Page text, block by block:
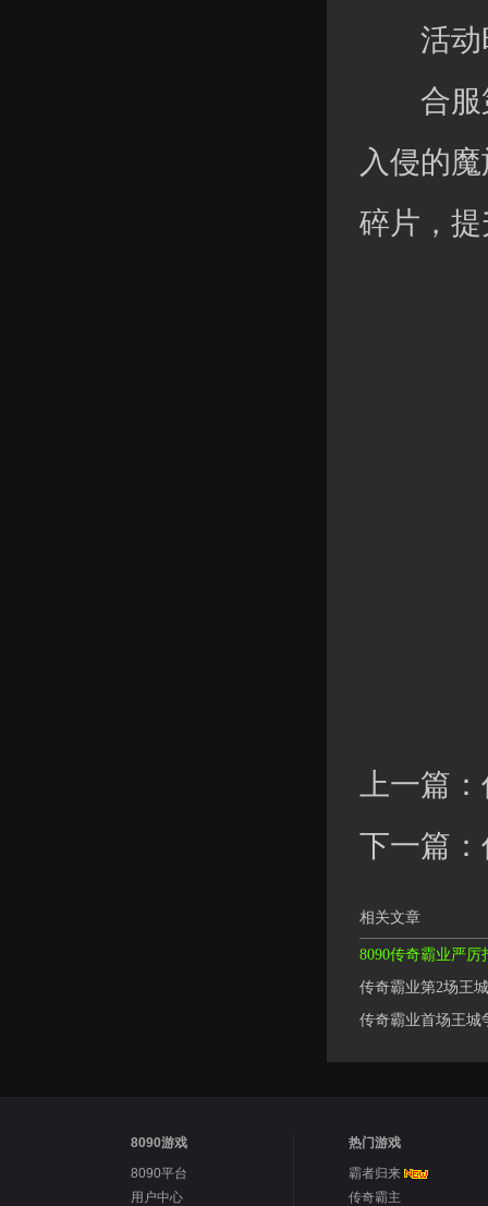
活动
合服第
入侵的
碎片，
上一篇：
下一篇：
相关文章
8090传奇霸业严
传奇霸业第2场王
传奇霸业首场王城
8090游戏
8090平台
用户中心
热门游戏
霸者归来
传奇霸主